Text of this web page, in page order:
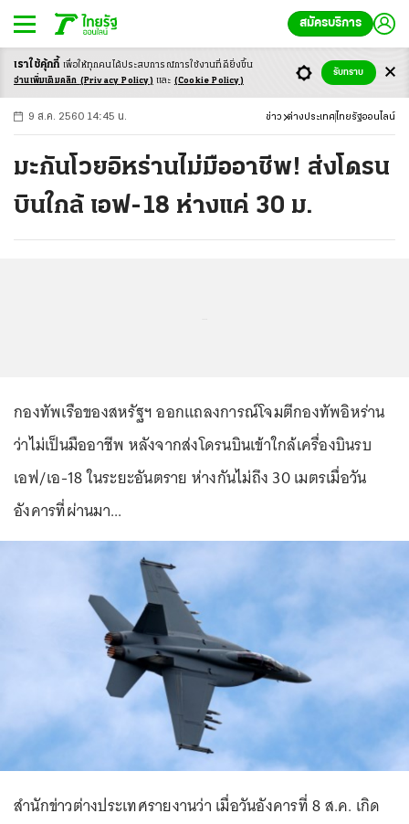
สมัครบริการ
-ก ก ก+
9 ส.ค. 2560 14:45 น. ข่าว ต่างประเทศ ไทยรัฐออนไลน์
มะกันโวยอิหร่านไม่มืออาชีพ! ส่งโดรน
บินใกล้ เอฟ-18 ห่างแค่ 30 ม.
กองทัพเรือของสหรัฐฯ ออกแถลงการณ์โจมตีกองทัพอิหร่าน
ว่าไม่เป็นมืออาชีพ หลังจากส่งโดรนบินเข้าใกล้เครื่องบินรบ
เอฟ/เอ-18 ในระยะอันตราย ห่างกันไม่ถึง 30 เมตรเมื่อวัน
อังคารที่ผ่านมา...
สำนักข่าวต่างประเทศรายงานว่า เมื่อวันอังคารที่ 8 ส.ค. เกิด
เราใช้คุ้กกี้ เพื่อให้ทุกคนได้ประสบการณ์การใช้งานที่ดียิ่งขึ้น
อ่านเพิ่มเติมคลิก (Privacy Policy) และ (Cookie Policy)
รับทราบ